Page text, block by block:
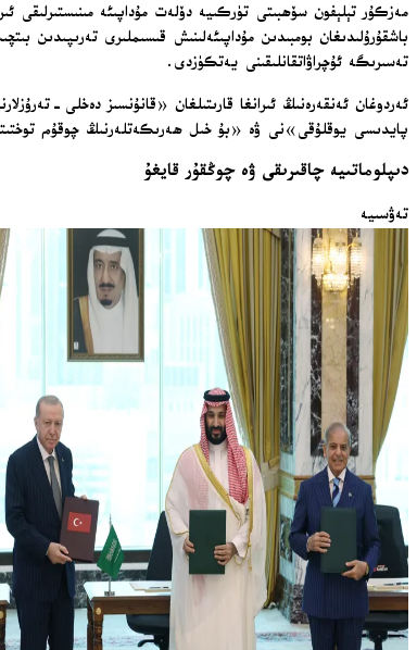
مەزكۇر تېلېفون سۆھبىتى تۈركىيە دۆلەت مۇداپىئە مىنىستىرلىقى
باشقۇرۇلىدىغان بومبىدىن مۇداپىئەلىنىش قىسىملىرى تەرىپىدىن
تەسىرىگە ئۇچراۋاتقانلىقىنى يەتكۈزدى.
ئەردوغان ئەنقەرەنىڭ ئىرانغا قارىتىلغان «قانۇنسىز دەخلى-
پايدىسى يوقلۇقى»نى ۋە «بۇ خىل ھەرىكەتلەرنىڭ چوقۇم
دىپلوماتىيە چاقىرىقى ۋە چوڭقۇر قايغۇ
تەۋسىيە